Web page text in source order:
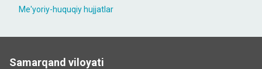
Me'yoriy-huquqiy hujjatlar
Samarqand viloyati